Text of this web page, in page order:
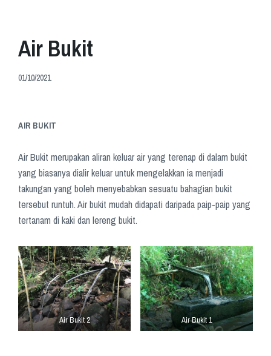
Air Bukit
01/10/2021
AIR BUKIT
Air Bukit merupakan aliran keluar air yang terenap di dalam bukit
yang biasanya dialir keluar untuk mengelakkan ia menjadi
takungan yang boleh menyebabkan sesuatu bahagian bukit
tersebut runtuh. Air bukit mudah didapati daripada paip-paip yang
tertanam di kaki dan lereng bukit.
Air Bukit 2 Air Bukit 1